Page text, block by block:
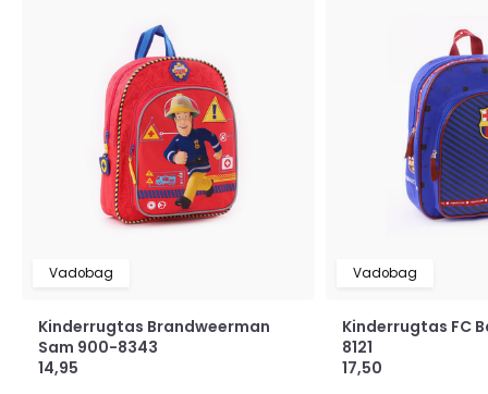
Vadobag
Kinderrugtas Brandweerman
Sam 900-8343
14,95
Vadobag
Kinderrugtas FC
8121
17,50